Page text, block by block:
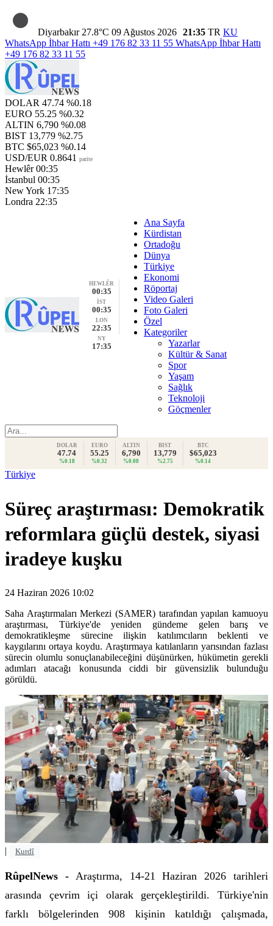
Diyarbakır 27.8°C 09 Ağustos 2026 21:35 TR KU
WhatsApp İhbar Hattı +49 176 82 33 11 55 WhatsApp İhbar Hattı
+49 176 82 33 11 55
DOLAR 47.74 %0.18
EURO 55.25 %0.32
ALTIN 6,790 %0.08
BIST 13,779 %2.75
BTC $65,023 %0.14
USD/EUR 0.8641 parite
Hewlêr 00:35
İstanbul 00:35
New York 17:35
Londra 22:35
HEWLÊR
00:35
İST
00:35
LON
22:35
NY
17:35
Ana Sayfa
Kürdistan
Ortadoğu
Dünya
Türkiye
Ekonomi
Röportaj
Video Galeri
Foto Galeri
Özel
Kategoriler
Yazarlar
Kültür & Sanat
Spor
Yaşam
Sağlık
Teknoloji
Göçmenler
DOLAR
47.74
%0.18
EURO
55.25
%0.32
ALTIN
6,790
%0.08
BIST
13,779
%2.75
BTC
$65,023
%0.14
Türkiye
Süreç araştırması: Demokratik
reformlara güçlü destek, siyasi
iradeye kuşku
24 Haziran 2026 10:02
Saha Araştırmaları Merkezi (SAMER) tarafından yapılan kamuoyu
araştırması, Türkiye'de yeniden gündeme gelen barış ve
demokratikleşme sürecine ilişkin katılımcıların beklenti ve
kaygılarını ortaya koydu. Araştırmaya katılanların yarısından fazlası
sürecin olumlu sonuçlanabileceğini düşünürken, hükümetin gerekli
adımları atacağı konusunda ciddi bir güvensizlik bulunduğu
görüldü.
| Kurdî
RûpelNews -Araştırma, 14-21 Haziran 2026 tarihleri
arasında çevrim içi olarak gerçekleştirildi. Türkiye'nin
farklı bölgelerinden 908 kişinin katıldığı çalışmada,